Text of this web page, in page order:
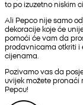
to po izuzetno niskim
Ali Pepco nije samo
dekoracije koje će
pomoći će vam da
prodavnicama otkriti i
cijenama.
Pozivamo vas da
uvijek možete pronaći
Pepcu!